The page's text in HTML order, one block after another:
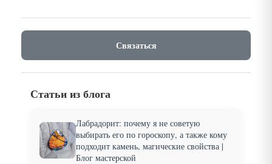
Связаться
Статьи из блога
Лабрадорит: почему я не советую
выбирать его по гороскопу, а также кому
подходит камень, магические свойства |
Блог мастерской